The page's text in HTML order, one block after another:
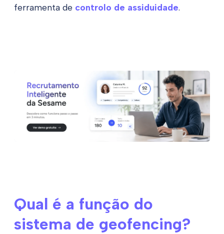
ferramenta de controlo de assiduidade.
Qual é a função do
sistema de geofencing?